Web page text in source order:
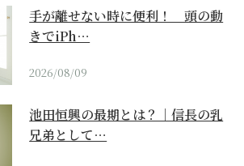
手が離せない時に便利！ 頭の動
きでiPh…
2026/08/09
池田恒興の最期とは？｜信長の乳
兄弟として…